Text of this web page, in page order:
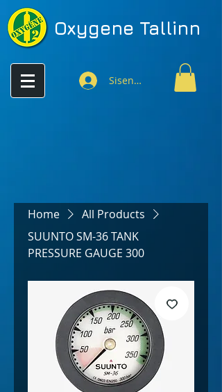
Oxygene Tallinn
Sisenen
Home
All Products
SUUNTO SM-36 TANK
PRESSURE GAUGE 300